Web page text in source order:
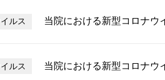
ルス 当院における新型コロナウ
ルス 当院における新型コロナウ